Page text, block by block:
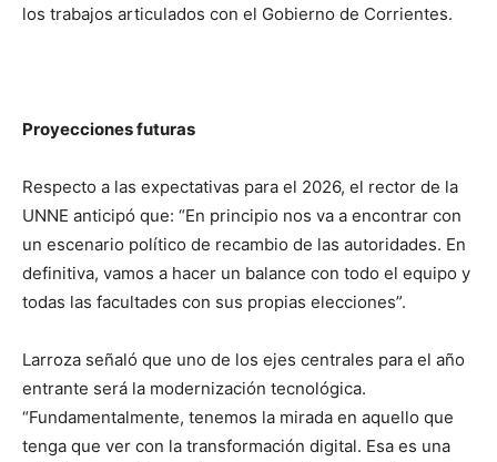
los trabajos articulados con el Gobierno de Corrientes.
Proyecciones futuras
Respecto a las expectativas para el 2026, el rector de la
UNNE anticipó que: “En principio nos va a encontrar con
un escenario político de recambio de las autoridades. En
definitiva, vamos a hacer un balance con todo el equipo y
todas las facultades con sus propias elecciones”.
Larroza señaló que uno de los ejes centrales para el año
entrante será la modernización tecnológica.
“Fundamentalmente, tenemos la mirada en aquello que
tenga que ver con la transformación digital. Esa es una